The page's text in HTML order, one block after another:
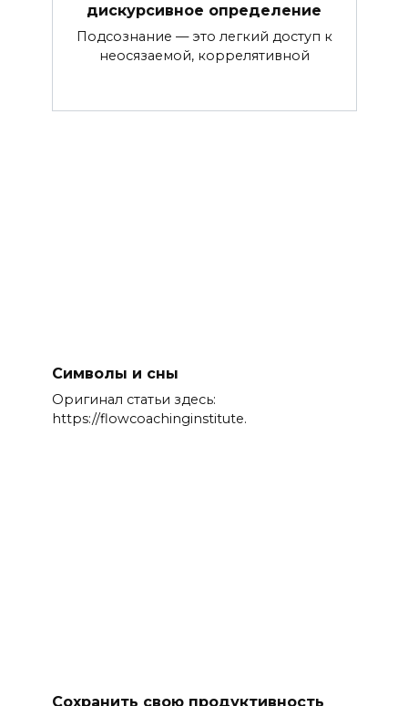
дискурсивное определение
Подсознание — это легкий доступ к
неосязаемой, коррелятивной
Символы и сны
Оригинал статьи здесь:
https://flowcoachinginstitute.
Сохранить свою продуктивность